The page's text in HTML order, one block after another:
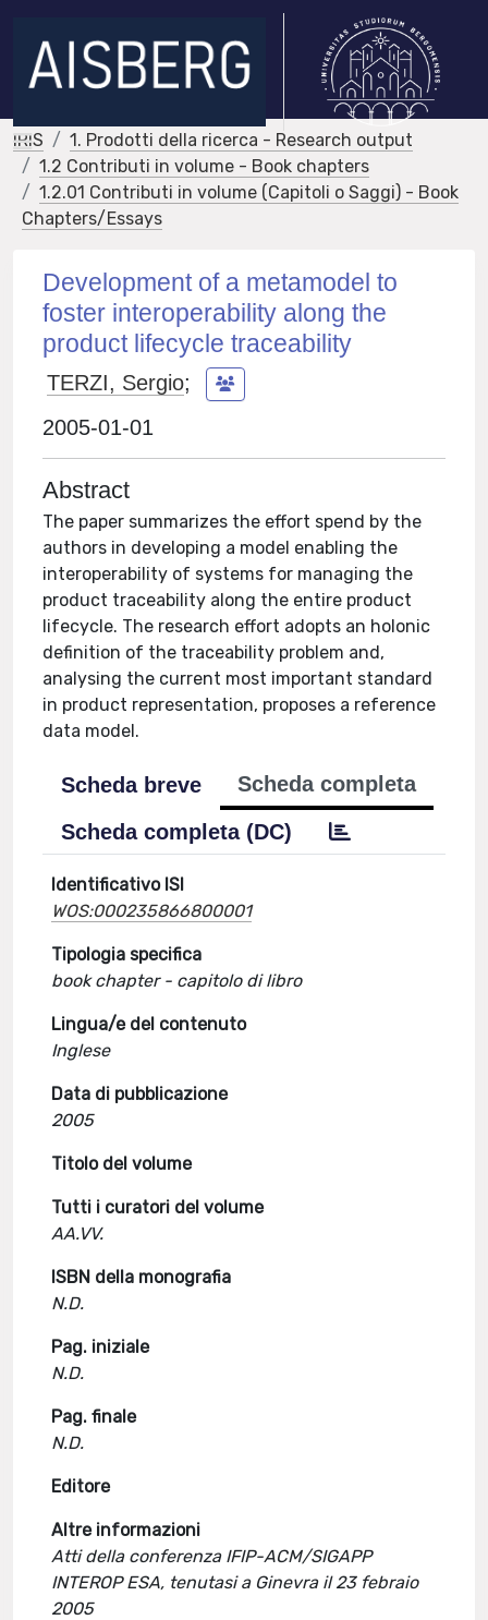
IRIS
1. Prodotti della ricerca - Research output
1.2 Contributi in volume - Book chapters
1.2.01 Contributi in volume (Capitoli o Saggi) - Book
Chapters/Essays
Development of a metamodel to
foster interoperability along the
product lifecycle traceability
TERZI, Sergio;
2005-01-01
Abstract
The paper summarizes the effort spend by the
authors in developing a model enabling the
interoperability of systems for managing the
product traceability along the entire product
lifecycle. The research effort adopts an holonic
definition of the traceability problem and,
analysing the current most important standard
in product representation, proposes a reference
data model.
Scheda breve
Scheda completa
Scheda completa (DC)
Identificativo ISI
WOS:000235866800001
Tipologia specifica
book chapter - capitolo di libro
Lingua/e del contenuto
Inglese
Data di pubblicazione
2005
Titolo del volume
Tutti i curatori del volume
AA.VV.
ISBN della monografia
N.D.
Pag. iniziale
N.D.
Pag. finale
N.D.
Editore
Altre informazioni
Atti della conferenza IFIP-ACM/SIGAPP
INTEROP ESA, tenutasi a Ginevra il 23 febraio
2005